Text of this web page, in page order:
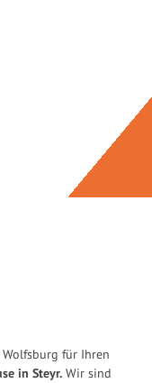
für Ihren
in Steyr. Wir sind